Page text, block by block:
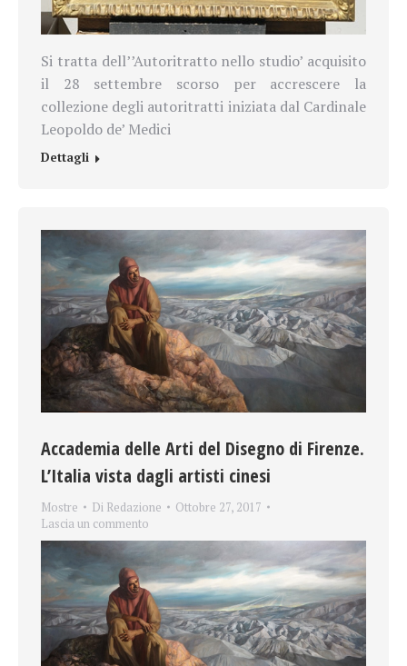
Si tratta dell’’Autoritratto nello studio’ acquisito
il 28 settembre scorso per accrescere la
collezione degli autoritratti iniziata dal Cardinale
Leopoldo de’ Medici
Dettagli
Accademia delle Arti del Disegno di Firenze.
L’Italia vista dagli artisti cinesi
Mostre Di Redazione
Ottobre 27, 2017
Lascia un commento